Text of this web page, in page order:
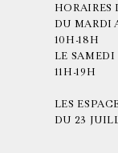
HORAIRES
DU MARDI
10H-18H
LE SAMEDI
11H-19H
LES
DU 23